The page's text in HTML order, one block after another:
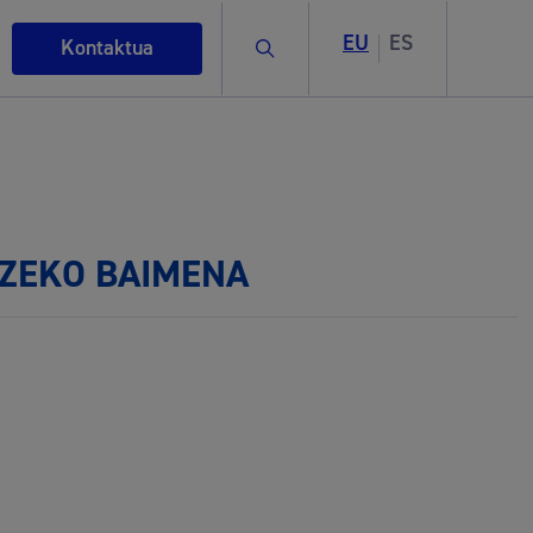
Kontaktua Bilatu EU ES
BAIMENA